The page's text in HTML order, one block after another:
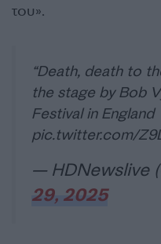
του».
“Death, death to
the stage by Bob
Festival in England
pic.twitter.com/
— HDNewslive
29, 2025